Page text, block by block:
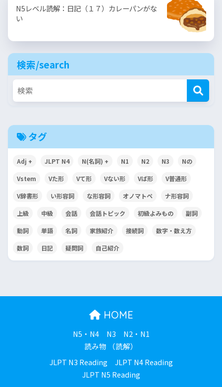
N5レベル読解：日記（１７）カレーパンがな
い
検索/search
タグ
Adj + JLPT N4 N(名詞) + N1 N2 N3 Nの
Vstem Vた形 Vて形 Vない形 Vば形 V普通形
V辞書形 い形容詞 な形容詞 オノマトペ ナ形容詞
上級 中級 会話 会話トピック 初級よみもの 副詞
動詞 単語 名詞 家族紹介 接続詞 数字・数え方
数詞 日記 疑問詞 自己紹介
HOME
N5・N4 N3
N2・N1
読み物 （読解）
JLPT N3 Reading
JLPT N4 Reading
JLPT N5 Reading